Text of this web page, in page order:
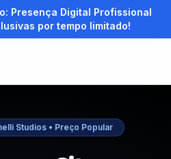
Presença Digital Profissional
por tempo limitado!
Studios • Preço Popular